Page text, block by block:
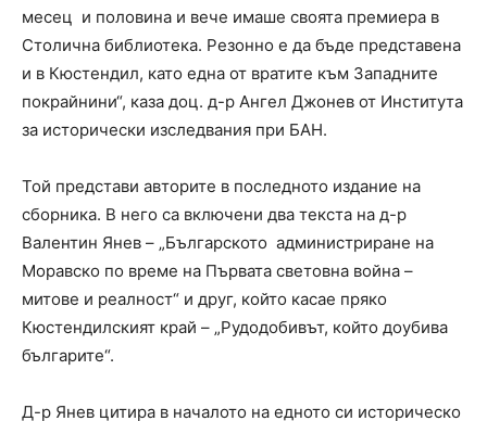
месец и половина и вече имаше своята премиера в
Столична библиотека. Резонно е да бъде представена
и в Кюстендил, като една от вратите към Западните
покрайнини“, каза доц. д-р Ангел Джонев от Института
за исторически изследвания при БАН.
Той представи авторите в последното издание на
сборника. В него са включени два текста на д-р
Валентин Янев – „Българското администриране на
Моравско по време на Първата световна война –
митове и реалност“ и друг, който касае пряко
Кюстендилският край – „Рудодобивът, който доубива
българите“.
Д-р Янев цитира в началото на едното си историческо